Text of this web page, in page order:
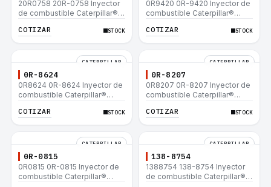
20R0758 20R-0758 Inyector
de combustible Caterpillar®
657E 631E 988F II
COTIZAR STOCK
0R9420 0R-9420 Inyector de
combustible Caterpillar®
657E 631E 988F II
COTIZAR STOCK
CATERPILLAR
0R-8624
0R8624 0R-8624 Inyector de
combustible Caterpillar®
657E 631E 988F II
COTIZAR STOCK
CATERPILLAR
0R-8207
0R8207 0R-8207 Inyector de
combustible Caterpillar®
657E 631E 988F II
COTIZAR STOCK
CATERPILLAR
0R-0815
0R0815 0R-0815 Inyector de
combustible Caterpillar®
CATERPILLAR
138-8754
1388754 138-8754 Inyector
de combustible Caterpillar®